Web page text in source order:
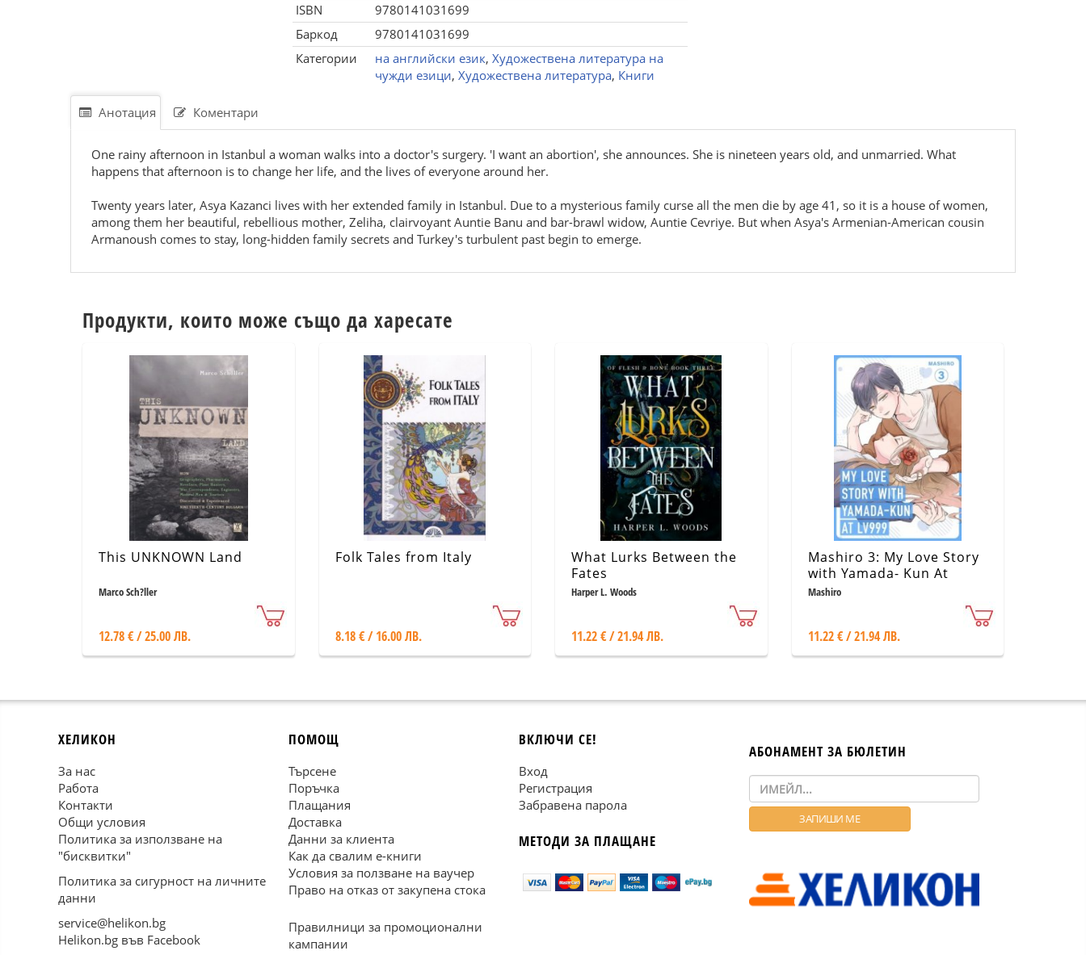
ISBN
9780141031699
Баркод
9780141031699
Категории
на английски език, Художествена литература на
чужди езици, Художествена литература, Книги
Анотация Коментари
One rainy afternoon in Istanbul a woman walks into a doctor's surgery. 'I want an abortion', she announces. She is nineteen years old, and unmarried. What
happens that afternoon is to change her life, and the lives of everyone around her.
Twenty years later, Asya Kazanci lives with her extended family in Istanbul. Due to a mysterious family curse all the men die by age 41, so it is a house of women,
among them her beautiful, rebellious mother, Zeliha, clairvoyant Auntie Banu and bar-brawl widow, Auntie Cevriye. But when Asya's Armenian-American cousin
Armanoush comes to stay, long-hidden family secrets and Turkey's turbulent past begin to emerge.
Продукти, които може също да харесате
This UNKNOWN Land
Marco Sch?ller
12.78 € / 25.00 ЛВ.
Folk Tales from Italy
8.18 € / 16.00 ЛВ.
What Lurks Between the
Fates
Harper L. Woods
11.22 € / 21.94 ЛВ.
Mashiro 3: My Love Story
with Yamada- Kun At
LV999
Mashiro
11.22 € / 21.94 ЛВ.
ХЕЛИКОН
За нас
Работа
Контакти
Общи условия
Политика за използване на
"бисквитки"
Политика за сигурност на личните
данни
service@helikon.bg
Helikon.bg във Facebook
ПОМОЩ
Търсене
Поръчка
Плащания
Доставка
Данни за клиента
Как да свалим е-книги
Условия за ползване на ваучер
Право на отказ от закупена стока
Правилници за промоционални
кампании
ВКЛЮЧИ СЕ!
Вход
Регистрация
Забравена парола
МЕТОДИ ЗА ПЛАЩАНЕ
АБОНАМЕНТ ЗА БЮЛЕТИН